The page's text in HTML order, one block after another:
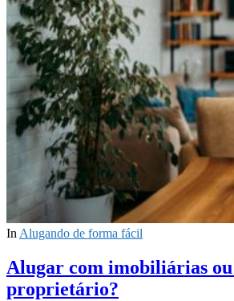
InAlugando de forma fácil
Alugar com imobiliárias
proprietário?